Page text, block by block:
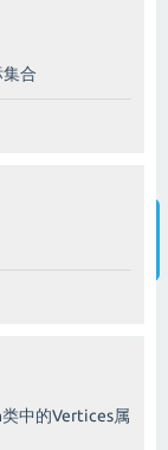
合
中的Vertices属